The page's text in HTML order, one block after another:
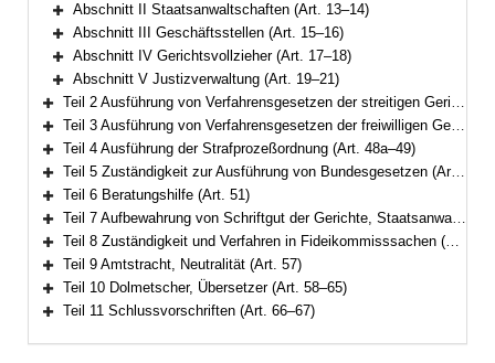
Bereich erweitern
Abschnitt II Staatsanwaltschaften (Art. 13–14)
Bereich erweitern
Abschnitt III Geschäftsstellen (Art. 15–16)
Bereich erweitern
Abschnitt IV Gerichtsvollzieher (Art. 17–18)
Bereich erweitern
Abschnitt V Justizverwaltung (Art. 19–21)
Bereich erweitern
Teil 2 Ausführung von Verfahrensgesetzen der streitigen Gerichtsbarkeit (Art. 22–33)
Bereich erweitern
Teil 3 Ausführung von Verfahrensgesetzen der freiwilligen Gerichtsbarkeit (Art. 34–48)
Bereich erweitern
Teil 4 Ausführung der Strafprozeßordnung (Art. 48a–49)
Bereich erweitern
Teil 5 Zuständigkeit zur Ausführung von Bundesgesetzen (Art. 50)
Bereich erweitern
Teil 6 Beratungshilfe (Art. 51)
Bereich erweitern
Teil 7 Aufbewahrung von Schriftgut der Gerichte, Staatsanwaltschaften und Justizvollzugsbehörden (Art. 52–53)
Bereich erweitern
Teil 8 Zuständigkeit und Verfahren in Fideikommisssachen (Art. 54–56)
Bereich erweitern
Teil 9 Amtstracht, Neutralität (Art. 57)
Bereich erweitern
Teil 10 Dolmetscher, Übersetzer (Art. 58–65)
Teil 11 Schlussvorschriften (Art. 66–67)